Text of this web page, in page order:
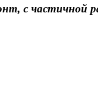
с частичной